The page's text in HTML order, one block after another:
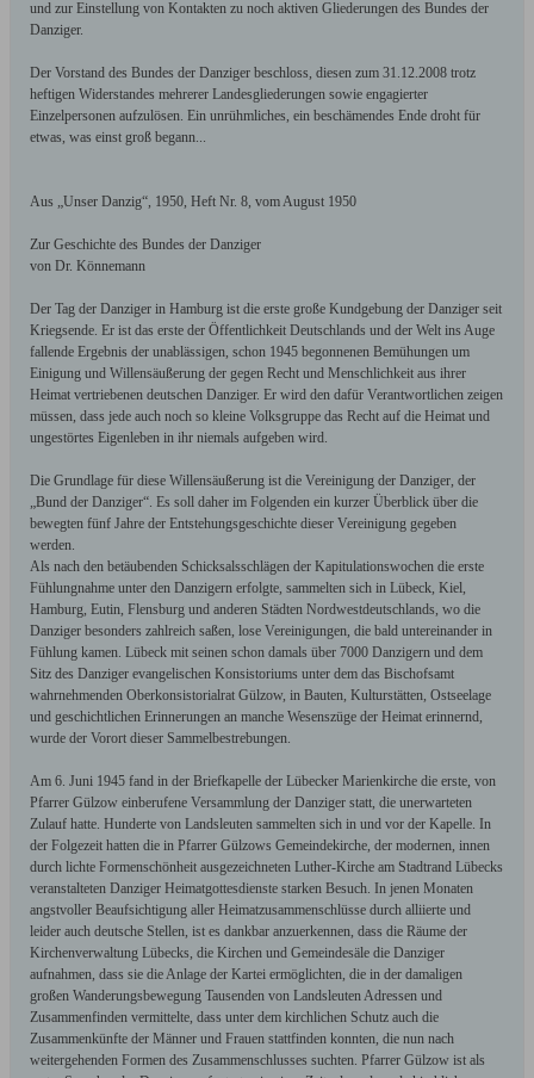
und zur Einstellung von Kontakten zu noch aktiven Gliederungen des Bundes der
Danziger.
Der Vorstand des Bundes der Danziger beschloss, diesen zum 31.12.2008 trotz
heftigen Widerstandes mehrerer Landesgliederungen sowie engagierter
Einzelpersonen aufzulösen. Ein unrühmliches, ein beschämendes Ende droht für
etwas, was einst groß begann...
Aus „Unser Danzig“, 1950, Heft Nr. 8, vom August 1950
Zur Geschichte des Bundes der Danziger
von Dr. Könnemann
Der Tag der Danziger in Hamburg ist die erste große Kundgebung der Danziger seit
Kriegsende. Er ist das erste der Öffentlichkeit Deutschlands und der Welt ins Auge
fallende Ergebnis der unablässigen, schon 1945 begonnenen Bemühungen um
Einigung und Willensäußerung der gegen Recht und Menschlichkeit aus ihrer
Heimat vertriebenen deutschen Danziger. Er wird den dafür Verantwortlichen zeigen
müssen, dass jede auch noch so kleine Volksgruppe das Recht auf die Heimat und
ungestörtes Eigenleben in ihr niemals aufgeben wird.
Die Grundlage für diese Willensäußerung ist die Vereinigung der Danziger, der
„Bund der Danziger“. Es soll daher im Folgenden ein kurzer Überblick über die
bewegten fünf Jahre der Entstehungsgeschichte dieser Vereinigung gegeben
werden.
Als nach den betäubenden Schicksalsschlägen der Kapitulationswochen die erste
Fühlungnahme unter den Danzigern erfolgte, sammelten sich in Lübeck, Kiel,
Hamburg, Eutin, Flensburg und anderen Städten Nordwestdeutschlands, wo die
Danziger besonders zahlreich saßen, lose Vereinigungen, die bald untereinander in
Fühlung kamen. Lübeck mit seinen schon damals über 7000 Danzigern und dem
Sitz des Danziger evangelischen Konsistoriums unter dem das Bischofsamt
wahrnehmenden Oberkonsistorialrat Gülzow, in Bauten, Kulturstätten, Ostseelage
und geschichtlichen Erinnerungen an manche Wesenszüge der Heimat erinnernd,
wurde der Vorort dieser Sammelbestrebungen.
Am 6. Juni 1945 fand in der Briefkapelle der Lübecker Marienkirche die erste, von
Pfarrer Gülzow einberufene Versammlung der Danziger statt, die unerwarteten
Zulauf hatte. Hunderte von Landsleuten sammelten sich in und vor der Kapelle. In
der Folgezeit hatten die in Pfarrer Gülzows Gemeindekirche, der modernen, innen
durch lichte Formenschönheit ausgezeichneten Luther-Kirche am Stadtrand Lübecks
veranstalteten Danziger Heimatgottesdienste starken Besuch. In jenen Monaten
angstvoller Beaufsichtigung aller Heimatzusammenschlüsse durch alliierte und
leider auch deutsche Stellen, ist es dankbar anzuerkennen, dass die Räume der
Kirchenverwaltung Lübecks, die Kirchen und Gemeindesäle die Danziger
aufnahmen, dass sie die Anlage der Kartei ermöglichten, die in der damaligen
großen Wanderungsbewegung Tausenden von Landsleuten Adressen und
Zusammenfinden vermittelte, dass unter dem kirchlichen Schutz auch die
Zusammenkünfte der Männer und Frauen stattfinden konnten, die nun nach
weitergehenden Formen des Zusammenschlusses suchten. Pfarrer Gülzow ist als